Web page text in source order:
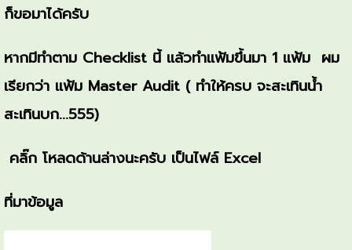
ก็ขอมาได้ครับ
หากมีทำตาม Checklist นี้ แล้วทำแฟ้มขึ้นมา 1 แฟ้ม ผม
เรียกว่า แฟ้ม Master Audit ( ทำให้ครบ จะสะเทินน้ำ
สะเทินบก...555)
คลิ๊ก โหลดด้านล่างนะครับ เป็นไฟล์ Excel
ที่มาข้อมูล